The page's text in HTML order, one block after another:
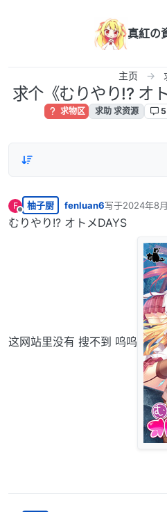
真紅の
主页
求个《むりやり!? オ
求物区 求助 求资源 5
F
离线
柚子厨 fenluan6写于2024年8
最后由 编辑
むりやり!? オトメDAYS
这网站里没有 搜不到 呜呜